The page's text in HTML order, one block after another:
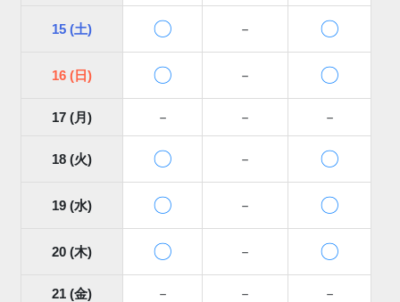
15 (土) 〇 － 〇
16 (日) 〇 － 〇
17 (月) － － －
18 (火) 〇 － 〇
19 (水) 〇 － 〇
20 (木) 〇 － 〇
21 (金) － － －